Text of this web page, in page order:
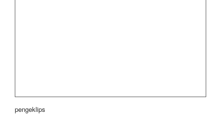
pengeklips